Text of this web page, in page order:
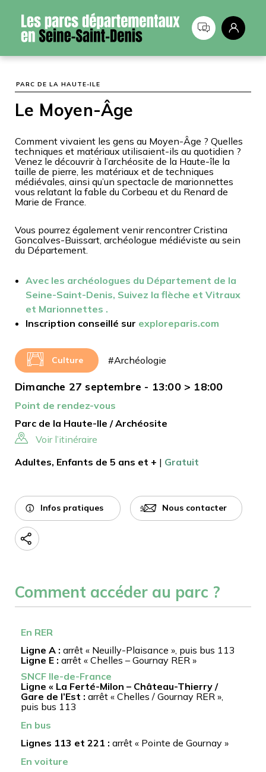
PARC DE LA HAUTE-ILE
Le Moyen-Âge
Comment vivaient les gens au Moyen-Âge ? Quelles
techniques et matériaux utilisaient-ils au quotidien ?
Venez le découvrir à l’archéosite de la Haute-île la
taille de pierre, les matériaux et de techniques
médiévales, ainsi qu’un spectacle de marionnettes
vous relatant la fable du Corbeau et du Renard de
Marie de France.
Vous pourrez également venir rencontrer Cristina
Goncalves-Buissart , archéologue médiéviste au sein
du Département.
Avec les archéologues du Département de la
Seine-Saint-Denis, Suivez la flèche et Vitraux
et Marionnettes .
Inscription conseillé sur exploreparis.com
Culture #Archéologie
Dimanche 27 septembre - 13:00 > 18:00
Point de rendez-vous
Parc de la Haute-Ile / Archéosite
Voir l’itinéraire
Adultes, Enfants de 5 ans et + | Gratuit
Infos pratiques Nous contacter
Comment accéder au parc ?
En RER
Ligne A : arrêt « Neuilly-Plaisance », puis bus 113
Ligne E : arrêt « Chelles – Gournay RER »
SNCF Ile-de-France
Ligne « La Ferté-Milon – Château-Thierry /
Gare de l’Est : arrêt « Chelles / Gournay RER »,
puis bus 113
En bus
Lignes 113 et 221 : arrêt « Pointe de Gournay »
En voiture